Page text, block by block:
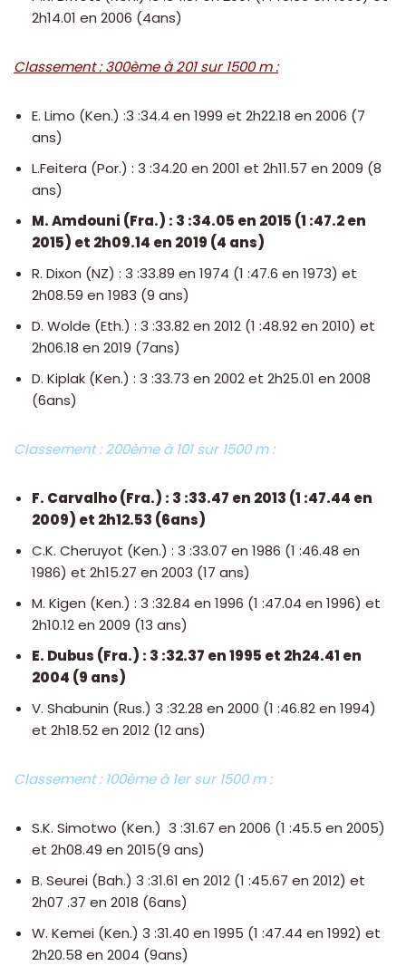
2h14.01 en 2006 (4ans)
Classement : 300ème à 201 sur 1500 m :
E. Limo (Ken.) :3 :34.4 en 1999 et 2h22.18 en 2006 (7
ans)
L.Feitera (Por.) : 3 :34.20 en 2001 et 2h11.57 en 2009 (8
ans)
M. Amdouni (Fra.) : 3 :34.05 en 2015 (1 :47.2 en
2015) et 2h09.14 en 2019 (4 ans)
R. Dixon (NZ) : 3 :33.89 en 1974 (1 :47.6 en 1973) et
2h08.59 en 1983 (9 ans)
D. Wolde (Eth.) : 3 :33.82 en 2012 (1 :48.92 en 2010) et
2h06.18 en 2019 (7ans)
D. Kiplak (Ken.) : 3 :33.73 en 2002 et 2h25.01 en 2008
(6ans)
Classement : 200ème à 101 sur 1500 m :
F. Carvalho (Fra.) : 3 :33.47 en 2013 (1 :47.44 en
2009) et 2h12.53 (6ans)
C.K. Cheruyot (Ken.) : 3 :33.07 en 1986 (1 :46.48 en
1986) et 2h15.27 en 2003 (17 ans)
M. Kigen (Ken.) : 3 :32.84 en 1996 (1 :47.04 en 1996) et
2h10.12 en 2009 (13 ans)
E. Dubus (Fra.) : 3 :32.37 en 1995 et 2h24.41 en
2004 (9 ans)
V. Shabunin (Rus.) 3 :32.28 en 2000 (1 :46.82 en 1994)
et 2h18.52 en 2012 (12 ans)
Classement : 100ème à 1er sur 1500 m :
S.K. Simotwo (Ken.) 3 :31.67 en 2006 (1 :45.5 en 2005)
et 2h08.49 en 2015(9 ans)
B. Seurei (Bah.) 3 :31.61 en 2012 (1 :45.67 en 2012) et
2h07 .37 en 2018 (6ans)
W. Kemei (Ken.) 3 :31.40 en 1995 (1 :47.44 en 1992) et
2h20.58 en 2004 (9ans)